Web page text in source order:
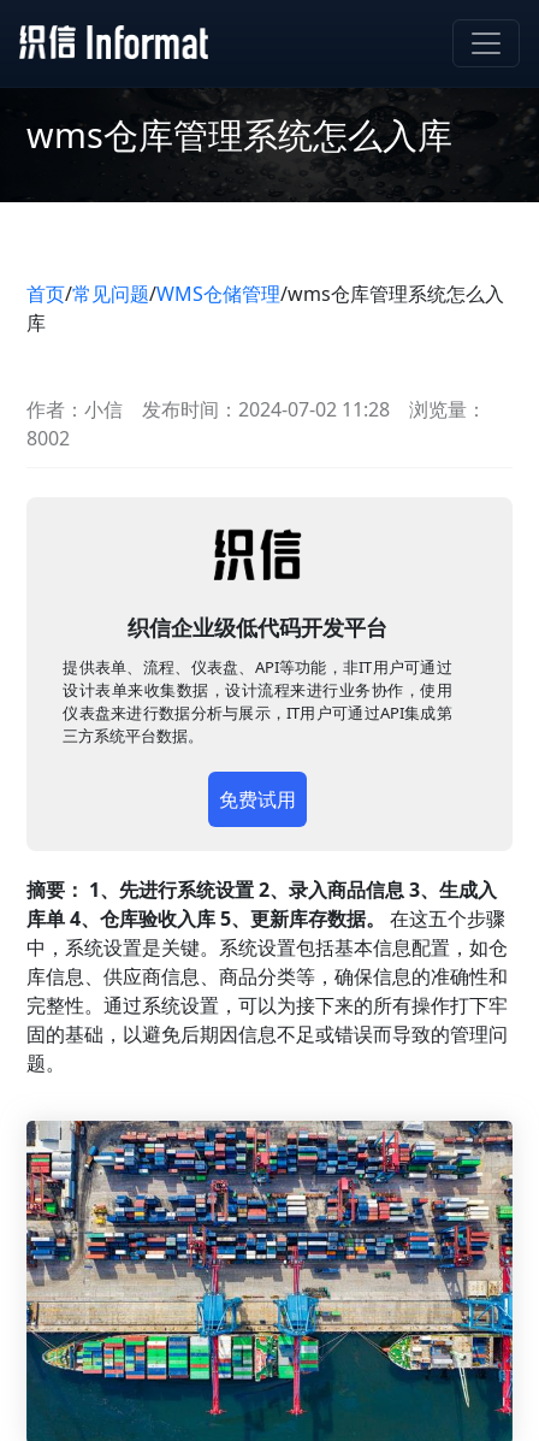
wms仓库管理系统怎么入库
首页/常见问题/WMS仓储管理/wms仓库管理系统怎么入
库
作者：小信 发布时间：2024-07-02 11:28
浏览量：
8002
织信企业级低代码开发平台
提供表单、流程、仪表盘、API等功能，非IT用户可通过
设计表单来收集数据，设计流程来进行业务协作，使用
仪表盘来进行数据分析与展示，IT用户可通过API集成第
三方系统平台数据。
免费试用
摘要： 1、先进行系统设置 2、录入商品信息 3、生成入
库单 4、仓库验收入库 5、更新库存数据。
在这五个步骤
中，系统设置是关键。系统设置包括基本信息配置，如仓
库信息、供应商信息、商品分类等，确保信息的准确性和
完整性。通过系统设置，可以为接下来的所有操作打下牢
固的基础，以避免后期因信息不足或错误而导致的管理问
题。